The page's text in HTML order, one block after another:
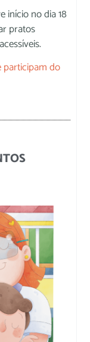
início no dia 18
pratos
participam do